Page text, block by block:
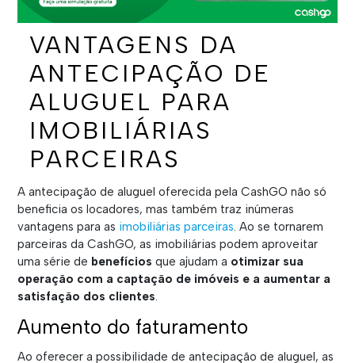
VANTAGENS DA
ANTECIPAÇÃO DE
ALUGUEL PARA
IMOBILIÁRIAS
PARCEIRAS
A antecipação de aluguel oferecida pela CashGO não só
beneficia os locadores, mas também traz inúmeras
vantagens para as imobiliárias parceiras. Ao se tornarem
parceiras da CashGO, as imobiliárias podem aproveitar
uma série de benefícios que ajudam a otimizar sua
operação com a captação de imóveis e a aumentar a
satisfação dos clientes.
Aumento do faturamento
Ao oferecer a possibilidade de antecipação de aluguel, as